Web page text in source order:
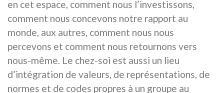
en cet espace, comment nous l’investissons,
comment nous concevons notre rapport au
monde, aux autres, comment nous nous
percevons et comment nous retournons vers
nous-même. Le chez-soi est aussi un lieu
d’intégration de valeurs, de représentations, de
normes et de codes propres à un groupe au